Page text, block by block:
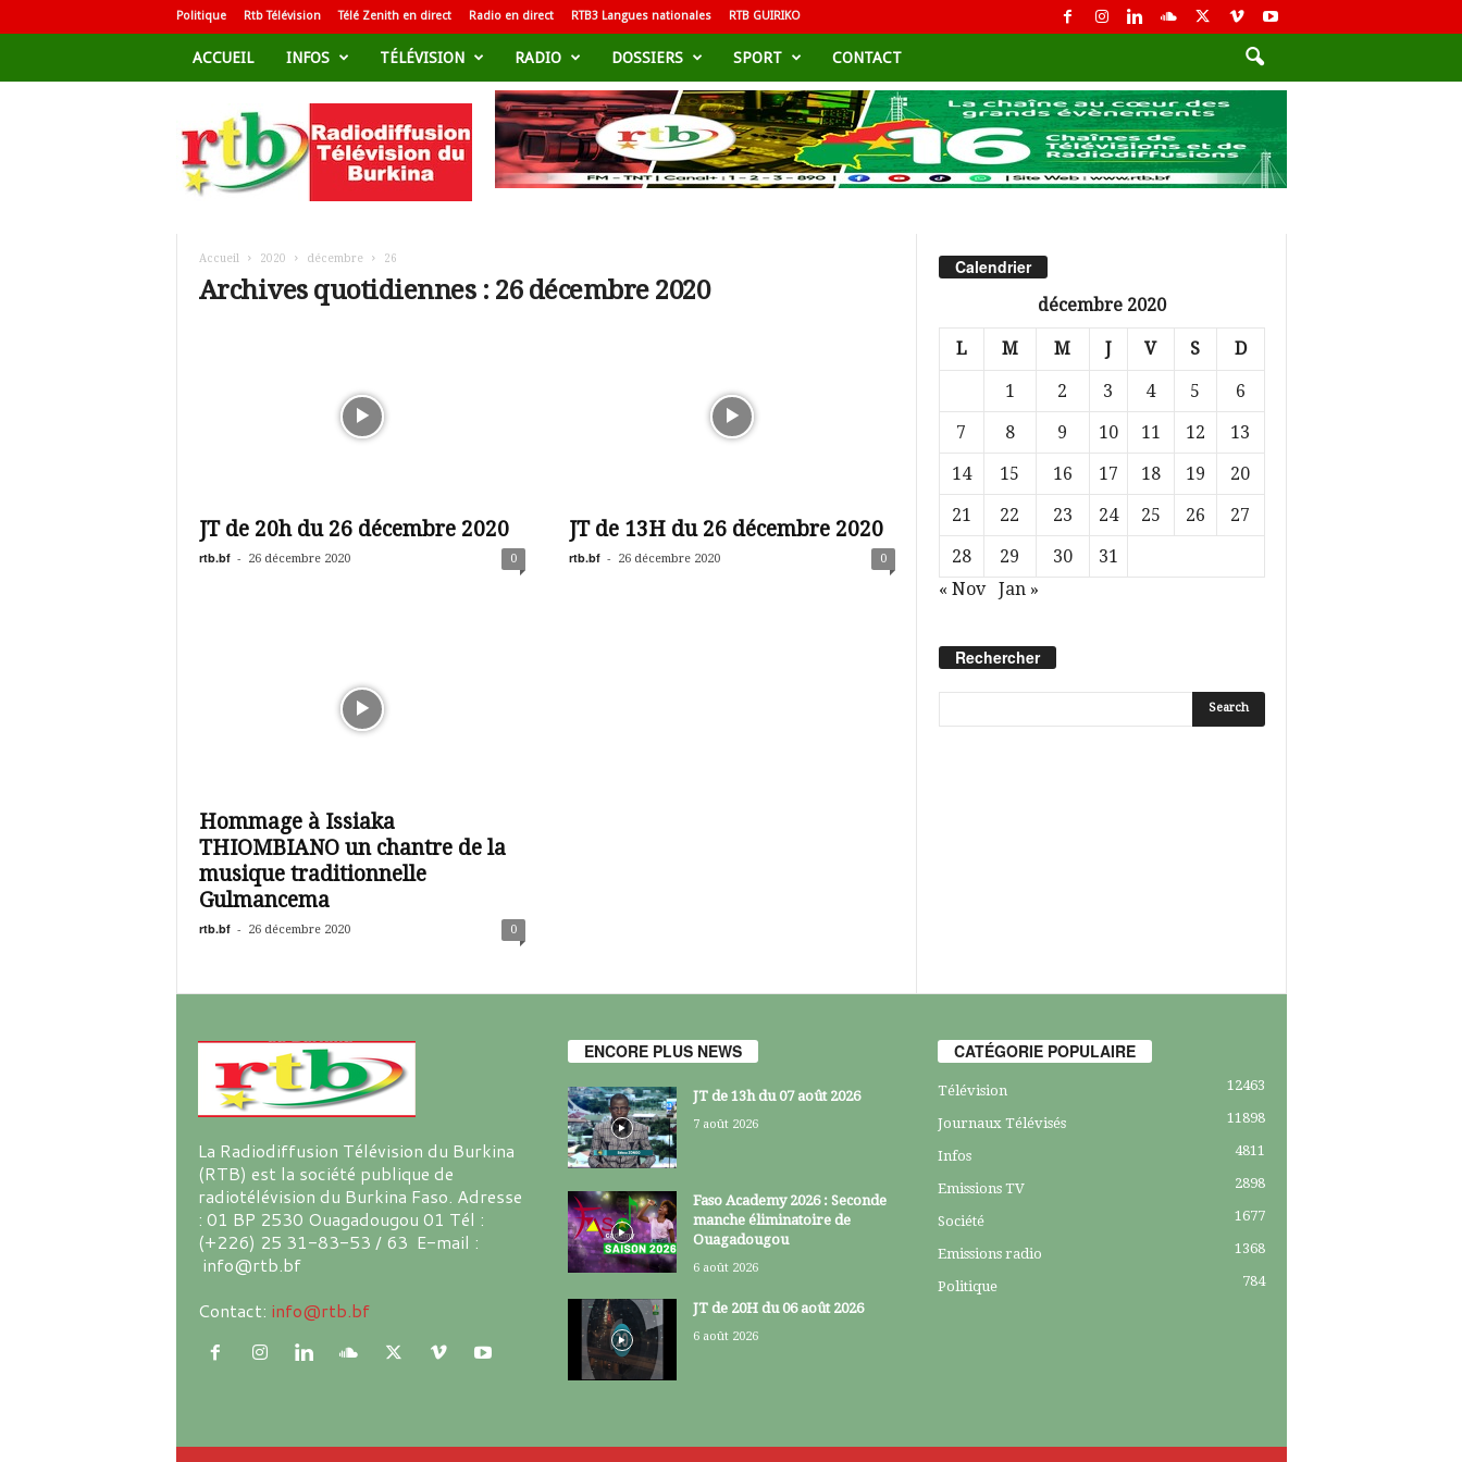
Politique Rtb Télévision Télé Zenith en direct Radio en direct RTB3 Langues nationales RTB GUIRIKO
ACCUEIL INFOS TÉLÉVISION RADIO DOSSIERS SPORT CONTACT
d
i
Accueil 2020 décembre 26
Archives quotidiennes : 26 décembre 2020
JT de 20h du 26 décembre 2020
rtb.bf - 26 décembre 2020 0
JT de 13H du 26 décembre 2020
rtb.bf - 26 décembre 2020 0
Hommage à Issiaka
THIOMBIANO un chantre de la
musique traditionnelle
Gulmancema
rtb.bf - 26 décembre 2020 0
Calendrier
décembre 2020
L M M J V S D
1 2 3 4 5
6
7
8 9 10 11 12
13
14
15 16 17 18 19
20
21
22 23 24 25 26
27
28
29 30
31
« Nov
Jan »
Rechercher
La Radiodiffusion Télévision du Burkina
(RTB) est la société publique de
radiotélévision du Burkina Faso. Adresse
: 01 BP 2530 Ouagadougou 01 Tél :
(+226) 25 31-83-53 / 63 E-mail :
info@rtb.bf
Contact: info@rtb.bf
ENCORE PLUS NEWS
JT de 13h du 07 août 2026
7 août 2026
Faso Academy 2026 : Seconde
manche éliminatoire de
Ouagadougou
6 août 2026
JT de 20H du 06 août 2026
6 août 2026
CATÉGORIE POPULAIRE
Télévision 12463
Journaux Télévisés 11898
Infos 4811
Emissions TV 2898
Société 1677
Emissions radio 1368
Politique 784